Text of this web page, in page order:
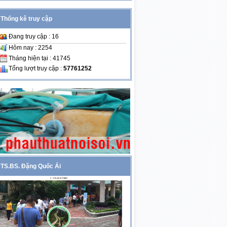
Thống kê truy cập
Đang truy cập : 16
Hôm nay : 2254
Tháng hiện tại : 41745
Tổng lượt truy cập : 57761252
TS.BS. Đặng Quốc Ái